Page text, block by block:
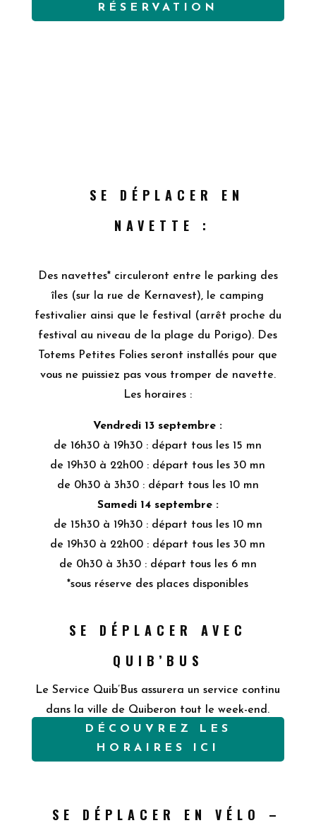
RÉSERVATION
SE DÉPLACER EN
NAVETTE :
Des navettes* circuleront entre le parking des
îles (sur la rue de Kernavest), le camping
festivalier ainsi que le festival (arrêt proche du
festival au niveau de la plage du Porigo). Des
Totems Petites Folies seront installés pour que
vous ne puissiez pas vous tromper de navette.
Les horaires :
Vendredi 13 septembre :
de 16h30 à 19h30 : départ tous les 15 mn
de 19h30 à 22h00 : départ tous les 30 mn
de 0h30 à 3h30 : départ tous les 10 mn
Samedi 14 septembre :
de 15h30 à 19h30 : départ tous les 10 mn
de 19h30 à 22h00 : départ tous les 30 mn
de 0h30 à 3h30 : départ tous les 6 mn
*sous réserve des places disponibles
SE DÉPLACER AVEC
QUIB’BUS
Le Service Quib’Bus assurera un service continu
dans la ville de Quiberon tout le week-end.
DÉCOUVREZ LES
HORAIRES ICI
SE DÉPLACER EN VÉLO –